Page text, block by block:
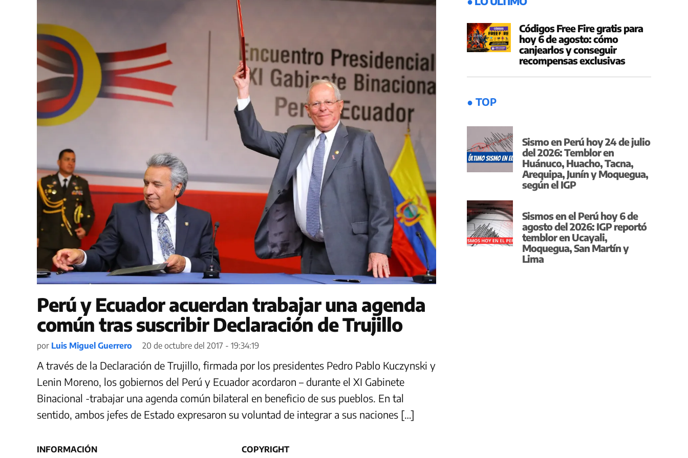
Perú y Ecuador acuerdan trabajar una agenda
común tras suscribir Declaración de Trujillo
por Luis Miguel Guerrero 20 de octubre del 2017 - 19:34:19
A través de la Declaración de Trujillo, firmada por los presidentes Pedro Pablo Kuczynski y
Lenin Moreno, los gobiernos del Perú y Ecuador acordaron – durante el XI Gabinete
Binacional -trabajar una agenda común bilateral en beneficio de sus pueblos. En tal
sentido, ambos jefes de Estado expresaron su voluntad de integrar a sus naciones […]
Códigos Free Fire gratis para
hoy 6 de agosto: cómo
canjearlos y conseguir
recompensas exclusivas
● TOP
Sismo en Perú hoy 24 de julio
del 2026: Temblor en
Huánuco, Huacho, Tacna,
Arequipa, Junín y Moquegua,
según el IGP
Sismos en el Perú hoy 6 de
agosto del 2026: IGP reportó
temblor en Ucayali,
Moquegua, San Martín y
Lima
INFORMACIÓN COPYRIGHT